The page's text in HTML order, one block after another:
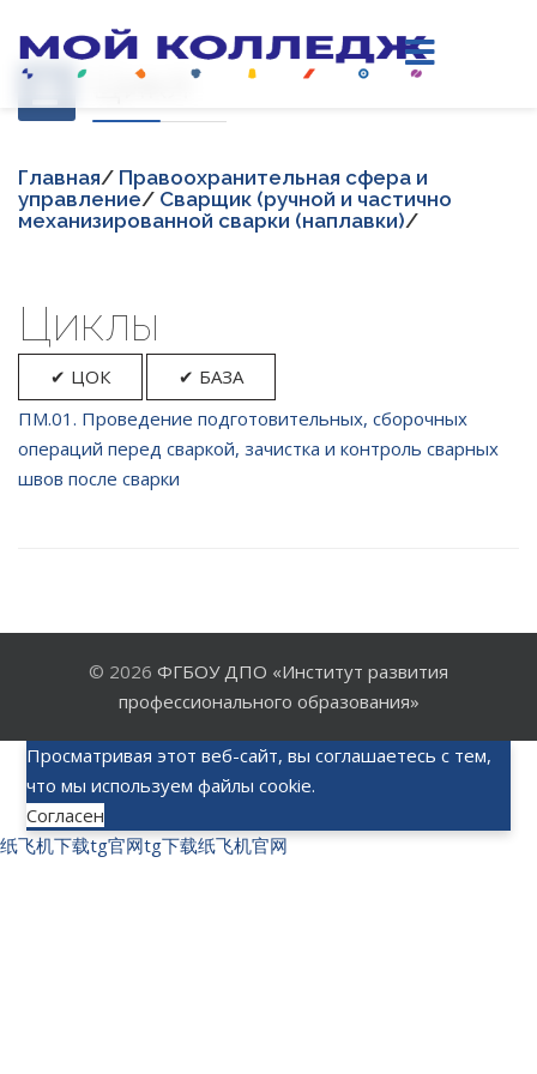
Цикл
Главная/ Правоохранительная сфера и
управление/ Сварщик (ручной и частично
механизированной сварки (наплавки)/
Циклы
✔ ЦОК
✔ БАЗА
ПМ.01. Проведение подготовительных, сборочных
операций перед сваркой, зачистка и контроль сварных
швов после сварки
© 2026 ФГБОУ ДПО «Институт развития
профессионального образования»
Просматривая этот веб-сайт, вы соглашаетесь с тем,
что мы используем файлы cookie.
Согласен
纸飞机下载tg官网tg下载纸飞机官网